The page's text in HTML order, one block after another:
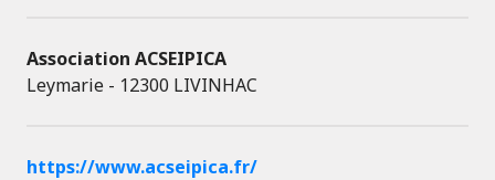
Association ACSEIPICA
Leymarie - 12300 LIVINHAC
https://www.acseipica.fr/